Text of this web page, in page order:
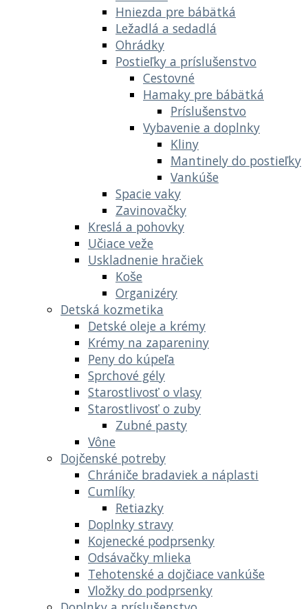
Hniezda pre bábätká
Ležadlá a sedadlá
Ohrádky
Postieľky a príslušenstvo
Cestovné
Hamaky pre bábätká
Príslušenstvo
Vybavenie a doplnky
Kliny
Mantinely do postieľky
Vankúše
Spacie vaky
Zavinovačky
Kreslá a pohovky
Učiace veže
Uskladnenie hračiek
Koše
Organizéry
Detská kozmetika
Detské oleje a krémy
Krémy na zapareniny
Peny do kúpeľa
Sprchové gély
Starostlivosť o vlasy
Starostlivosť o zuby
Zubné pasty
Vône
Dojčenské potreby
Chrániče bradaviek a náplasti
Cumlíky
Retiazky
Doplnky stravy
Kojenecké podprsenky
Odsávačky mlieka
Tehotenské a dojčiace vankúše
Vložky do podprsenky